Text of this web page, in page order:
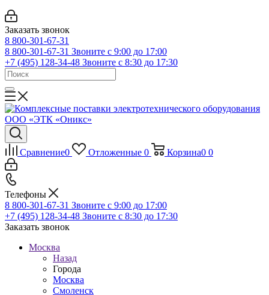
Заказать звонок
8 800-301-67-31
8 800-301-67-31 Звоните с 9:00 до 17:00
+7 (495) 128-34-48 Звоните с 8:30 до 17:30
Сравнение0 Отложенные 0 Корзина0 0
Телефоны
8 800-301-67-31 Звоните с 9:00 до 17:00
+7 (495) 128-34-48 Звоните с 8:30 до 17:30
Заказать звонок
Москва
Назад
Города
Москва
Смоленск